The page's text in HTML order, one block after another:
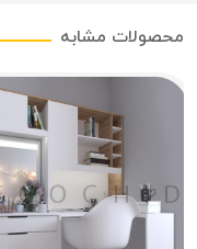
محصولات مشابه